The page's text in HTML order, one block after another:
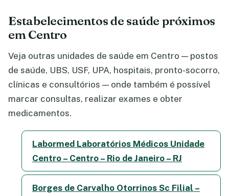
Estabelecimentos de saúde próximos
em Centro
Veja outras unidades de saúde em Centro — postos
de saúde, UBS, USF, UPA, hospitais, pronto-socorro,
clínicas e consultórios — onde também é possível
marcar consultas, realizar exames e obter
medicamentos.
Labormed Laboratórios Médicos Unidade
Centro – Centro – Rio de Janeiro – RJ
Borges de Carvalho Otorrinos Sc Filial –